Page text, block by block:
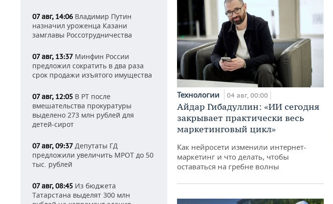
07 авг, 14:06 Владимир Путин
назначил уроженца Казани
замглавы Россотрудничества
07 авг, 13:37 Минфин России
предложил сократить в два раза
срок продажи изъятого имущества
07 авг, 12:05 В РТ после
вмешательства прокуратуры
выделено 273 млн рублей для
детей-сирот
07 авг, 09:37 Депутаты ГД
предложили увеличить МРОТ до 50
тыс. рублей
07 авг, 08:45 Из бюджета
Татарстана выделят 300 млн
Технологии 04 авг, 00:00
Айдар Гибадуллин: «ИИ сегодня
закрывает практически весь
маркетинговый цикл»
Как нейросети изменили интернет-
маркетинг и что делать, чтобы
оставаться на гребне волны